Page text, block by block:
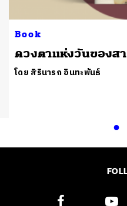
Book
ดวงตาแห่งวันของส
โดย สิรินารถ อินทะพันธ์